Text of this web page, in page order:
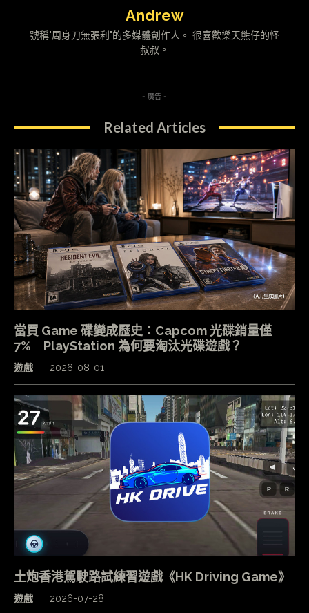
Andrew
號稱"周身刀無張利"的多媒體創作人。 很喜歡樂天熊仔的怪
叔叔。
- 廣告 -
Related Articles
當買 Game 碟變成歷史：Capcom 光碟銷量僅
7% PlayStation 為何要淘汰光碟遊戲？
遊戲 2026-08-01
土炮香港駕駛路試練習遊戲《HK Driving Game》
遊戲 2026-07-28